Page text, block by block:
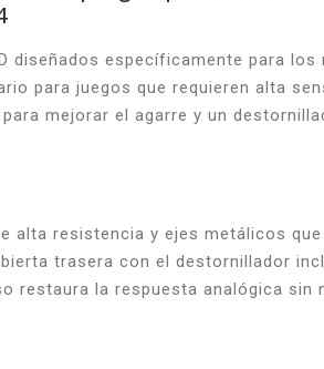
específicamente para los
para juegos que requieren alta
mejorar el agarre y un
resistencia y ejes metálicos
trasera con el destornillador
restaura la respuesta analógica sin